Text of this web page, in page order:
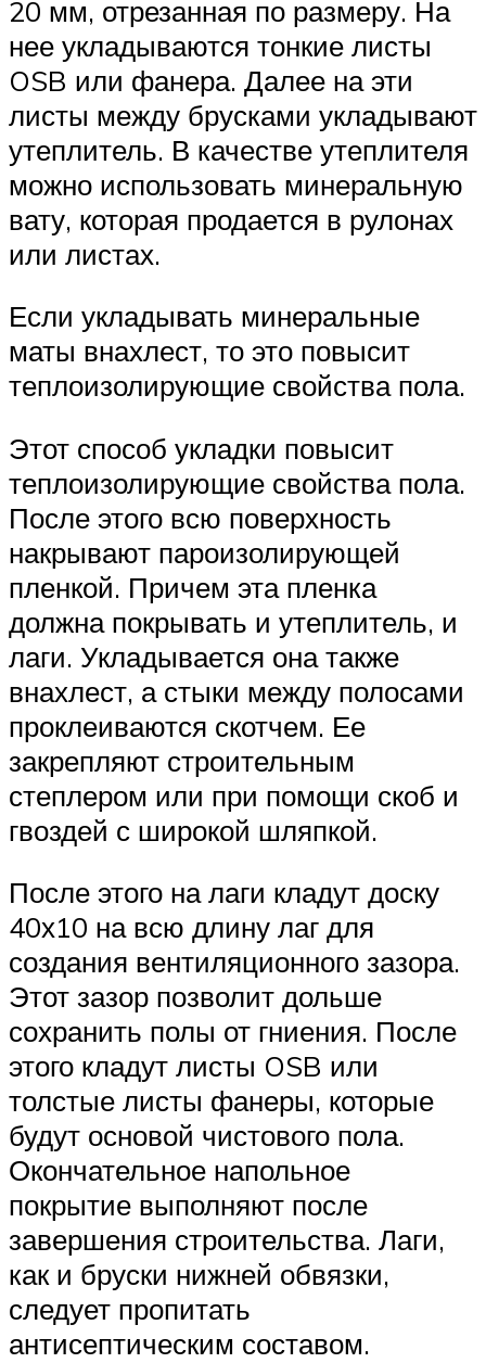
20 мм, отрезанная по размеру. На
нее укладываются тонкие листы
OSB или фанера. Далее на эти
листы между брусками укладывают
утеплитель. В качестве утеплителя
можно использовать минеральную
вату, которая продается в рулонах
или листах.
Если укладывать минеральные
маты внахлест, то это повысит
теплоизолирующие свойства пола.
Этот способ укладки повысит
теплоизолирующие свойства пола.
После этого всю поверхность
накрывают пароизолирующей
пленкой. Причем эта пленка
должна покрывать и утеплитель, и
лаги. Укладывается она также
внахлест, а стыки между полосами
проклеиваются скотчем. Ее
закрепляют строительным
степлером или при помощи скоб и
гвоздей с широкой шляпкой.
После этого на лаги кладут доску
40х10 на всю длину лаг для
создания вентиляционного зазора.
Этот зазор позволит дольше
сохранить полы от гниения. После
этого кладут листы OSB или
толстые листы фанеры, которые
будут основой чистового пола.
Окончательное напольное
покрытие выполняют после
завершения строительства. Лаги,
как и бруски нижней обвязки,
следует пропитать
антисептическим составом.